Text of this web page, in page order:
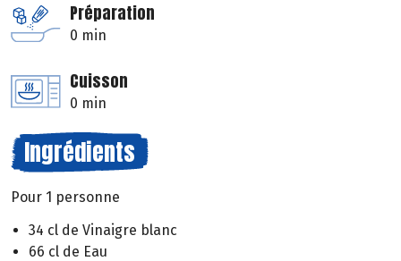
Préparation
0 min
Cuisson
0 min
Ingrédients
Pour 1 personne
34 cl de Vinaigre blanc
66 cl de Eau